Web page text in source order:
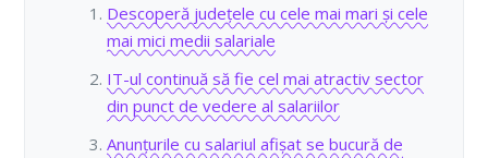
Descoperă județele cu cele mai mari și cele
mai mici medii salariale
IT-ul continuă să fie cel mai atractiv sector
din punct de vedere al salariilor
Anunțurile cu salariul afișat se bucură de